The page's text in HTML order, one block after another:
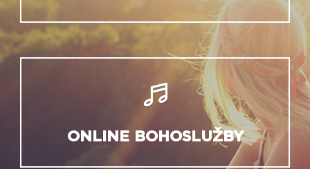
ONLINE BOHOSLUŽBY